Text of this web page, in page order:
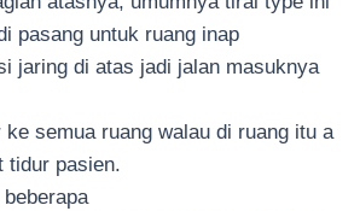
pasang untuk ruang inap
jaring di atas jadi jalan masuknya
ke semua ruang walau di ruang itu a
tidur pasien.